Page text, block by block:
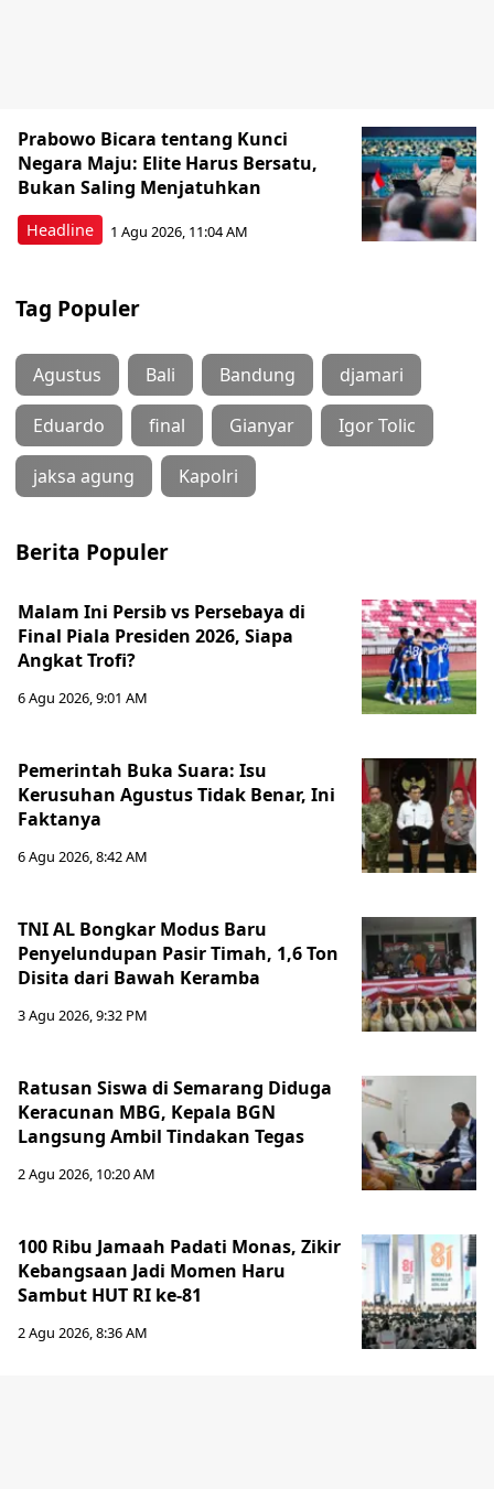
Headline
Prabowo Bicara tentang Kunci
Negara Maju: Elite Harus Bersatu,
Bukan Saling Menjatuhkan
1 Agu 2026, 11:04 AM
Tag Populer
Agustus Bali Bandung djamari
Eduardo final Gianyar Igor Tolic
jaksa agung Kapolri
Berita Populer
Malam Ini Persib vs Persebaya di
Final Piala Presiden 2026, Siapa
Angkat Trofi?
6 Agu 2026, 9:01 AM
Pemerintah Buka Suara: Isu
Kerusuhan Agustus Tidak Benar, Ini
Faktanya
6 Agu 2026, 8:42 AM
TNI AL Bongkar Modus Baru
Penyelundupan Pasir Timah, 1,6 Ton
Disita dari Bawah Keramba
3 Agu 2026, 9:32 PM
Ratusan Siswa di Semarang Diduga
Keracunan MBG, Kepala BGN
Langsung Ambil Tindakan Tegas
2 Agu 2026, 10:20 AM
100 Ribu Jamaah Padati Monas, Zikir
Kebangsaan Jadi Momen Haru
Sambut HUT RI ke-81
2 Agu 2026, 8:36 AM